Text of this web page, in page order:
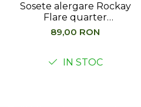
Sosete alergare Rockay
Flare quarter
albastru/orange
89,00 RON
IN STOC